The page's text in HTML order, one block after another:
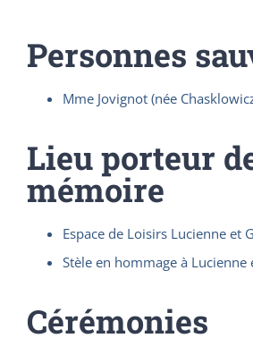
Personnes
Mme Jovignot (née
Lieu porteur
mémoire
Espace de Loisirs Lucienne et
Stèle en hommage à
Cérémonies